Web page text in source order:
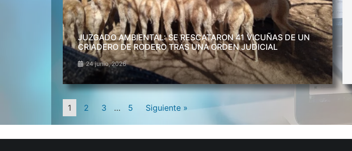
JUZGADO AMBIENTAL: SE RESCATARON 41 VICUÑAS DE UN
CRIADERO DE RODERO TRAS UNA ORDEN JUDICIAL
24 junio, 2026
1 2 3 … 5 Siguiente »